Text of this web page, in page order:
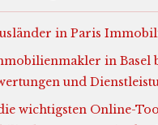
in Paris
in Basel
und
wichtigsten Online-